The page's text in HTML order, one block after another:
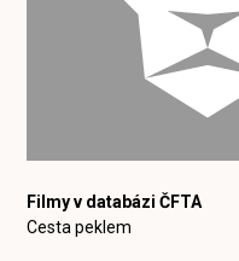
Filmy v databázi ČFTA
Cesta peklem